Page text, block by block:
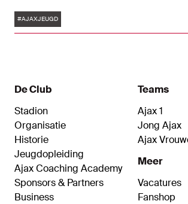
Sparta O14. Bekijk in Blik op de
de Ajacieden verging.
Tags
#AJAXJEUGD
De Club
Stadion
Organisatie
Historie
Jeugdopleiding
Ajax Coaching Academy
Sponsors & Partners
Business
Teams
Ajax 1
Jong Ajax
Ajax
Meer
Vacatures
Fanshop